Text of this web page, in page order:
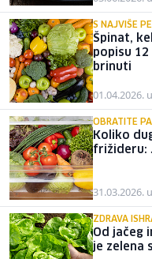
S NAJVIŠE
Špinat,
popisu
brinuti
01.04.2026.
OBRATITE
Koliko
frižideru:
31.03.2026.
ZDRAVA
Od jačeg
je zelena